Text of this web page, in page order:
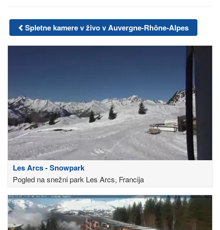
Spletne kamere v živo v Auvergne-Rhône-Alpes
Les Arcs - Snowpark
Pogled na snežni park Les Arcs, Francija